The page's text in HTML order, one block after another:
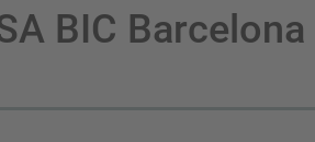
BIC Barcelona